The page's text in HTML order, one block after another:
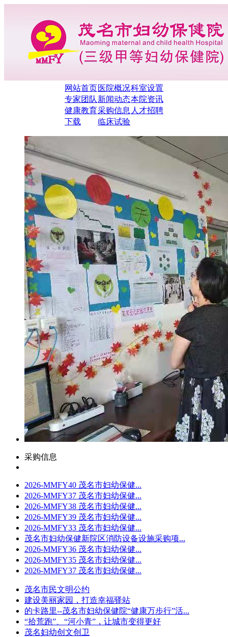
网站首页医院概况科室设置
专家团队 新闻动态本院资讯
健康教育采购信息 人才招聘
下载
临床试验
采购信息
2026-MMFY40 茂名市妇幼保健...
2026-MMFY37 茂名市妇幼保健...
2026-MMFY38 茂名市妇幼保健...
2026-MMFY39 茂名市妇幼保健...
2026-MMFY33 茂名市妇幼保健...
茂名市妇幼保健新院区消防设备设施采购项...
2026-MMFY36 茂名市妇幼保健...
2026-MMFY35 茂名市妇幼保健...
2026-MMFY37 茂名市妇幼保健...
茂名市民文明公约
建设美丽家园，打造幸福驿站
的卡路里--茂名市妇幼保健院“健康万步行”活...
“拾荒跑”、“河小青”，让城市变得更好
茂名妇幼创文创卫